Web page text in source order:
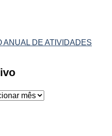
ANUAL DE ATIVIDADES